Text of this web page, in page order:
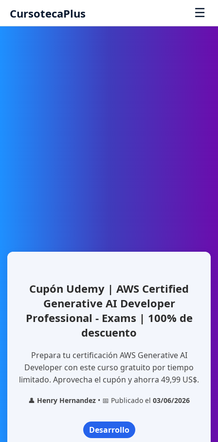
CursotecaPlus ☰
Cupón Udemy | AWS Certified
Generative AI Developer
Professional - Exams | 100% de
descuento
Prepara tu certificación AWS Generative AI
Developer con este curso gratuito por tiempo
limitado. Aprovecha el cupón y ahorra 49,99 US$.
👤 Henry Hernandez • 📅 Publicado el 03/06/2026
Desarrollo